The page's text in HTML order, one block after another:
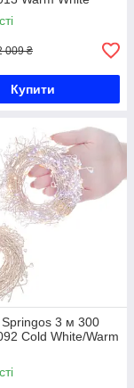
009 ₴
Купити
Springos 3 м 300
Cold White/Warm